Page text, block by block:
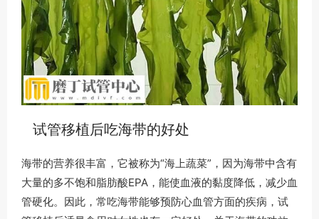
试管移植后吃海带的好处
海带的营养很丰富，它被称为“海上蔬菜”，因为海带中含有
大量的多不饱和脂肪酸EPA，能使血液的黏度降低，减少血
管硬化。因此，常吃海带能够预防心血管方面的疾病，试